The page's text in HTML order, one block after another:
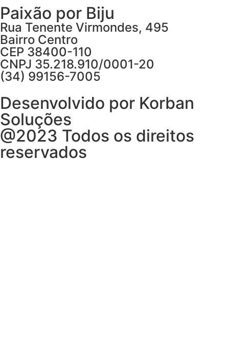
Paixão por Biju
Rua Tenente Virmondes, 495
Bairro Centro
CEP 38400-110
CNPJ 35.218.910/0001-20
(34) 99156-7005
Desenvolvido por Korban
Soluções
@2023 Todos os direitos
reservados